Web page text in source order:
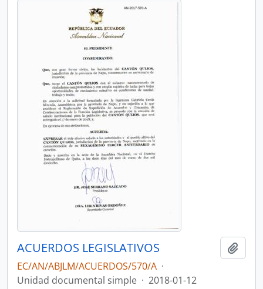
ACUERDOS LEGISLATIVOS
EC/AN/ABJLM/ACUERDOS/570/A ·
Unidad documental simple · 2018-01-12